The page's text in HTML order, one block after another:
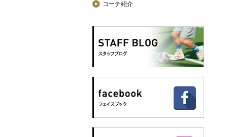
コーチ紹介